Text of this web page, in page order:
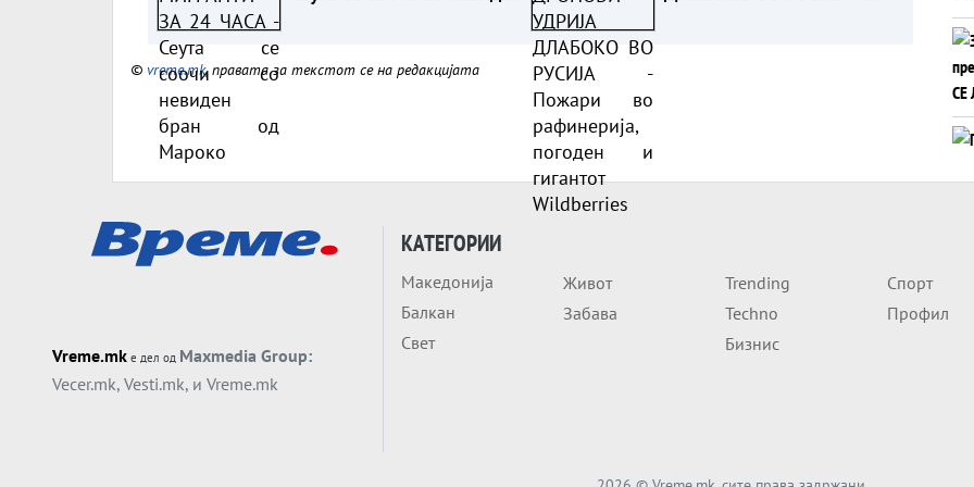
© vreme.mk, правата за текстот се на редакцијата
Vreme.mk е дел од Maxmedia Group:
Vecer.mk, Vesti.mk, и Vreme.mk
КАТЕГОРИИ
Македонија
Балкан
Свет
Живот
Забава
Trending
Techno
Бизнис
Спорт
Профил